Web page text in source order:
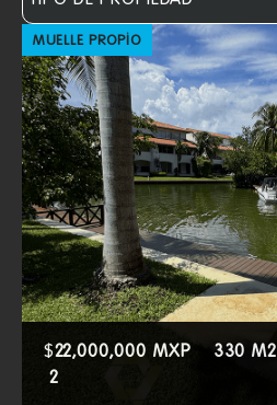
MUELLE PROPIO
$22,000,000 MXP 330 M2
2